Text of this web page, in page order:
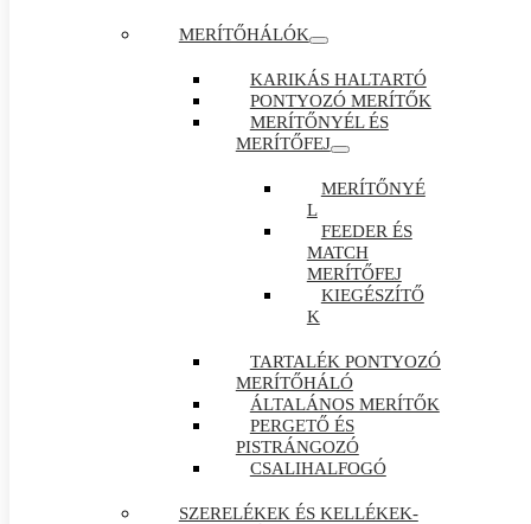
MERÍTŐHÁLÓK
KARIKÁS HALTARTÓ
PONTYOZÓ MERÍTŐK
MERÍTŐNYÉL ÉS
MERÍTŐFEJ
MERÍTŐNYÉ
L
FEEDER ÉS
MATCH
MERÍTŐFEJ
KIEGÉSZÍTŐ
K
TARTALÉK PONTYOZÓ
MERÍTŐHÁLÓ
ÁLTALÁNOS MERÍTŐK
PERGETŐ ÉS
PISTRÁNGOZÓ
CSALIHALFOGÓ
SZERELÉKEK ÉS KELLÉKEK-